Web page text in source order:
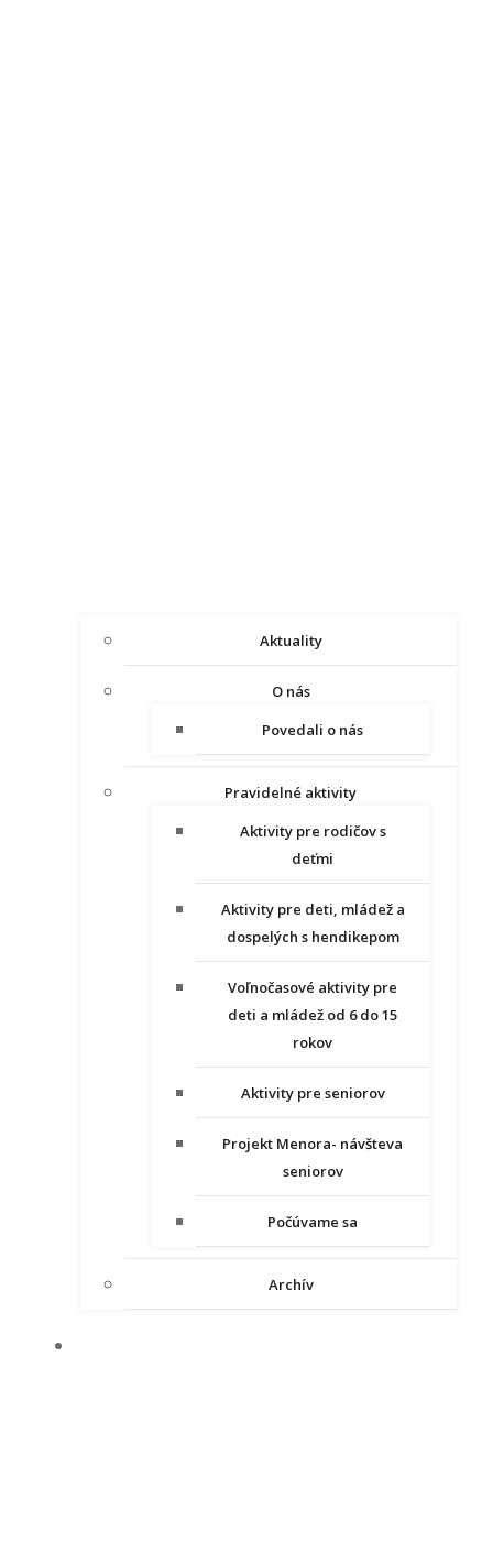
Aktuality
O nás
Povedali o nás
Pravidelné aktivity
Aktivity pre rodičov s
deťmi
Aktivity pre deti, mládež a
dospelých s hendikepom
Voľnočasové aktivity pre
deti a mládež od 6 do 15
rokov
Aktivity pre seniorov
Projekt Menora- návšteva
seniorov
Počúvame sa
Archív